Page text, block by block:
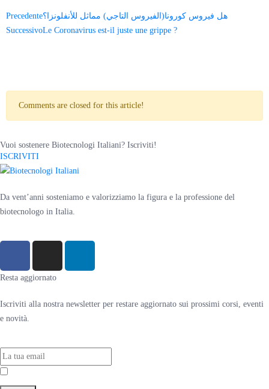
Precedenteهل فيروس كورونا(الفيروس التاجي) مماثل للأنفلونزا؟
SuccessivoLe Coronavirus est-il juste une grippe ?
Comments are closed for this article!
Vuoi sostenere Biotecnologi Italiani? Iscriviti!
ISCRIVITI
Da vent’anni sosteniamo e valorizziamo la figura e la professione del
biotecnologo in Italia.
Resta aggiornato
Iscriviti alla nostra newsletter per restare aggiornato sui prossimi corsi, eventi
e novità.